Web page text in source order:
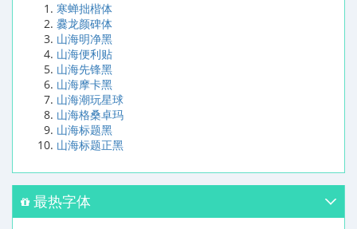
寒蝉拙楷体
爨龙颜碑体
山海明净黑
山海便利贴
山海先锋黑
山海摩卡黑
山海潮玩星球
山海格桑卓玛
山海标题黑
山海标题正黑
最热字体